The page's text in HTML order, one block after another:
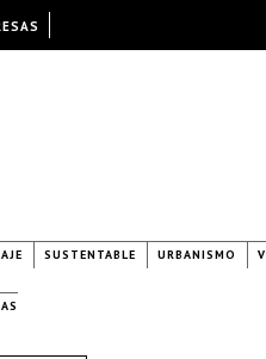
SUSTENTABLE URBANISMO